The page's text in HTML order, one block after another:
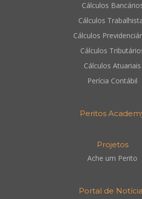
Cálculos
Cálculos
Cálculos
Cálculos
Cálculos Atuariais
Perícia Contábil
Peritos
Projetos
Ache um Perito
Portal de